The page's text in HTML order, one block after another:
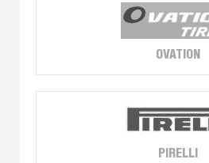
OVATION
PIRELLI